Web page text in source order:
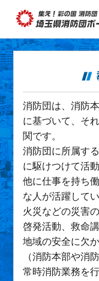
集え! 彩の
埼玉県消防
消防団は、消防
に基づいて、そ
関です。
消防団に所属す
に駆けつけて活
他に仕事を持ち
な人が活躍してい
火災などの災害
啓発活動、救命
地域の安全に欠
（消防本部や消
常時消防業務を